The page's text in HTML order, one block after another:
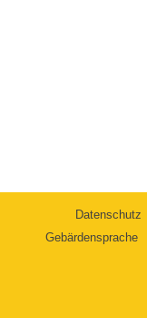
Datenschutz
Gebärdensprache